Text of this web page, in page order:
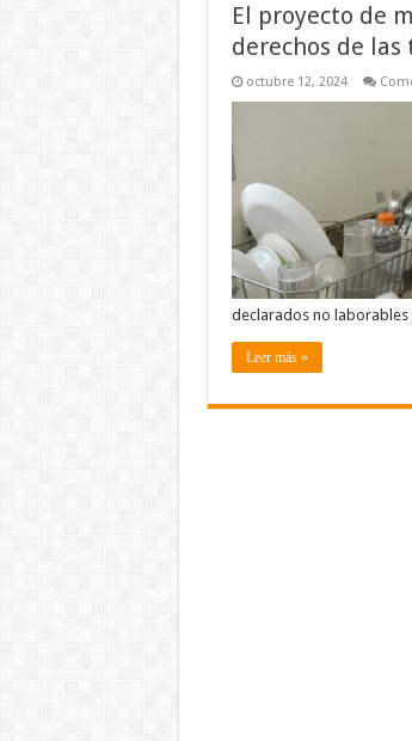
El proyecto de
derechos de
octubre 12, 2024
declarados no laborables
Leer más »